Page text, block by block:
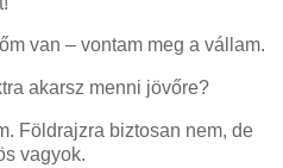
van – vontam meg a vállam.
akarsz menni jövőre?
Földrajzra biztosan nem, de
vagyok.